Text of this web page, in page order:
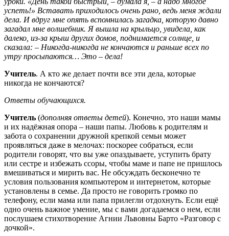
успеть!» Вставать приходилось очень рано, ведь меня ждали
дела. И вдруг мне опять вспомнилась загадка, которую давно
загадал мне волшебник. Я вышла на крыльцо, увидела, как
далеко, из-за крыш других домов, поднимается солнце, и
сказала: – Никогда-никогда не кончаются и раньше всех по
утру просыпаются… Это – дела!
Учитель. А кто же делает почти все эти дела, которые
никогда не кончаются?
Ответы обучающихся.
Учитель (дополняя ответы детей). Конечно, это наши мамы
и их надёжная опора – наши папы. Любовь к родителям и
забота о сохранении дружной крепкой семьи может
проявляться даже в мелочах: поскорее собраться, если
родители говорят, что вы уже опаздываете, уступить брату
или сестре и избежать ссоры, чтобы маме и папе не пришлось
вмешиваться и мирить вас. Не обсуждать бесконечно те
условия пользования компьютером и интернетом, которые
установлены в семье. Да просто не говорить громко по
телефону, если мама или папа прилегли отдохнуть. Если ещё
одно очень важное умение, мы с вами догадаемся о нем, если
послушаем стихотворение Агнии Львовны Барто «Разговор с
дочкой».